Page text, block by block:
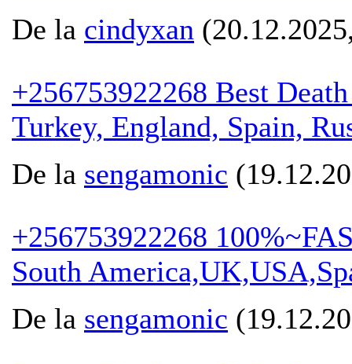
De la cindyxan
+256753922268 Best
Turkey, England, Spain,
De la sengamonic
+256753922268
South
De la sengamonic